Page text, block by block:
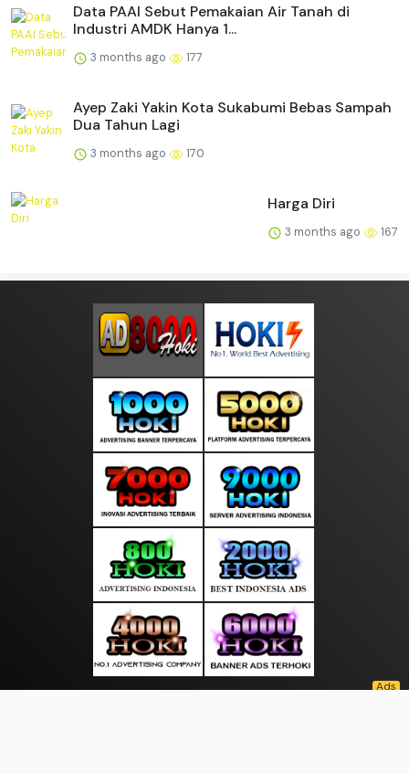
Data PAAI Sebut Pemakaian Air Tanah di
Industri AMDK Hanya 1...
3 months ago 177
Ayep Zaki Yakin Kota Sukabumi Bebas Sampah
Dua Tahun Lagi
3 months ago 170
Harga Diri
3 months ago 167